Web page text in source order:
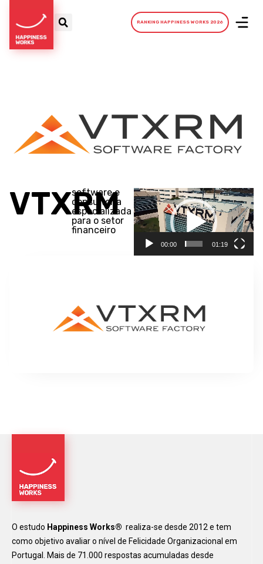
RANKING HAPPINESS WORKS 2026
VTXRM
software e
consultoria
especializada
para o setor
financeiro
Reprodutor
de
vídeo
00:00 01:19
O estudo Happiness Works® realiza-se desde 2012 e tem
como objetivo avaliar o nível de Felicidade Organizacional em
Portugal. Mais de 71.000 respostas acumuladas desde